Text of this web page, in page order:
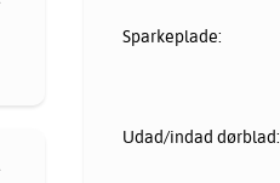
Sparkeplade:
Udad/indad dørblad: